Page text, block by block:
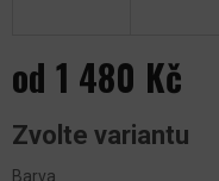
od 1 480 Kč
cena:
Zvolte variantu
Barva